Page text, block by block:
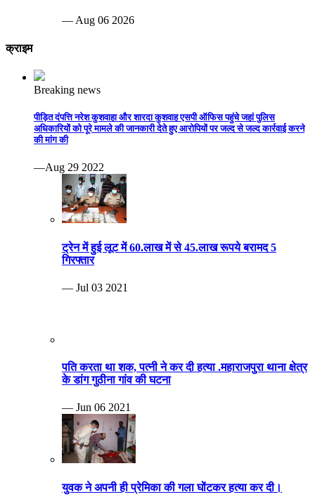
— Aug 06 2026
क्राइम
Breaking news
पीड़ित दंपत्ति नरेश कुशवाहा और शारदा कुशवाह एसपी ऑफिस पहुंचे जहां पुलिस
अधिकारियों को पूरे मामले की जानकारी देते हुए आरोपियों पर जल्द से जल्द कार्रवाई करने
की मांग की
—Aug 29 2022
ट्रेन में हुई लूट में 60.लाख में से 45.लाख रूपये बरामद 5
गिरफ्तार
— Jul 03 2021
पति करता था शक, पत्नी ने कर दी हत्या .महाराजपुरा थाना क्षेत्र
के डांग गुठीना गांव की घटना
— Jun 06 2021
युवक ने अपनी ही प्रेमिका की गला घोंटकर हत्या कर दी।